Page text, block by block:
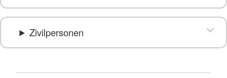
Zivilpersonen